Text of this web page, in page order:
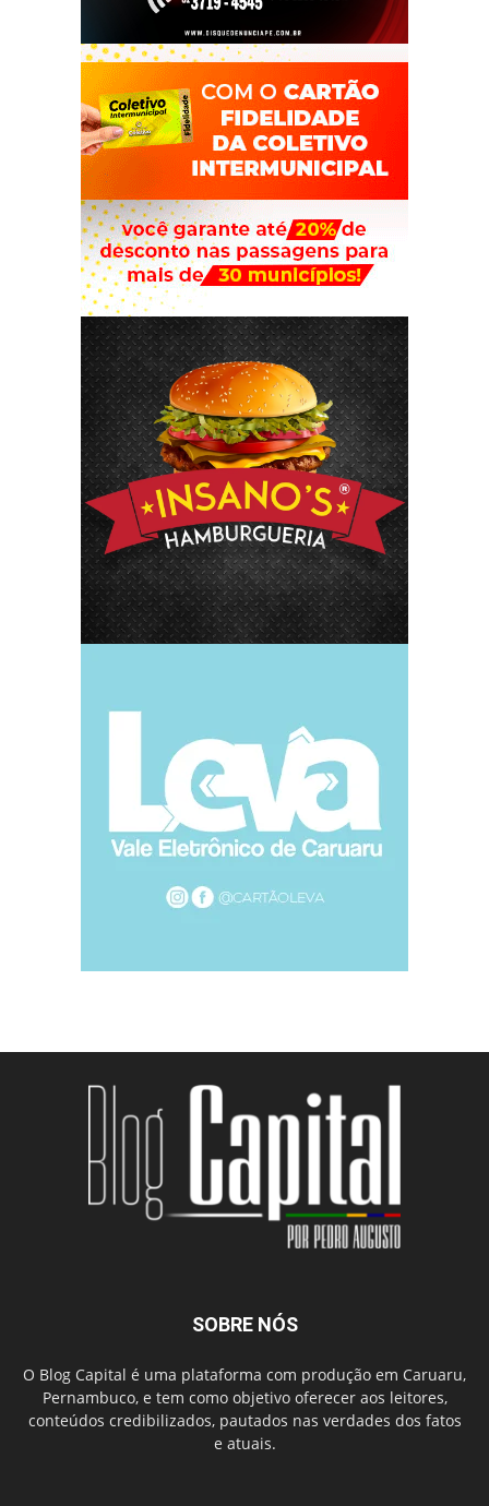
SOBRE NÓS
O Blog Capital é uma plataforma com produção em Caruaru,
Pernambuco, e tem como objetivo oferecer aos leitores,
conteúdos credibilizados, pautados nas verdades dos fatos
e atuais.